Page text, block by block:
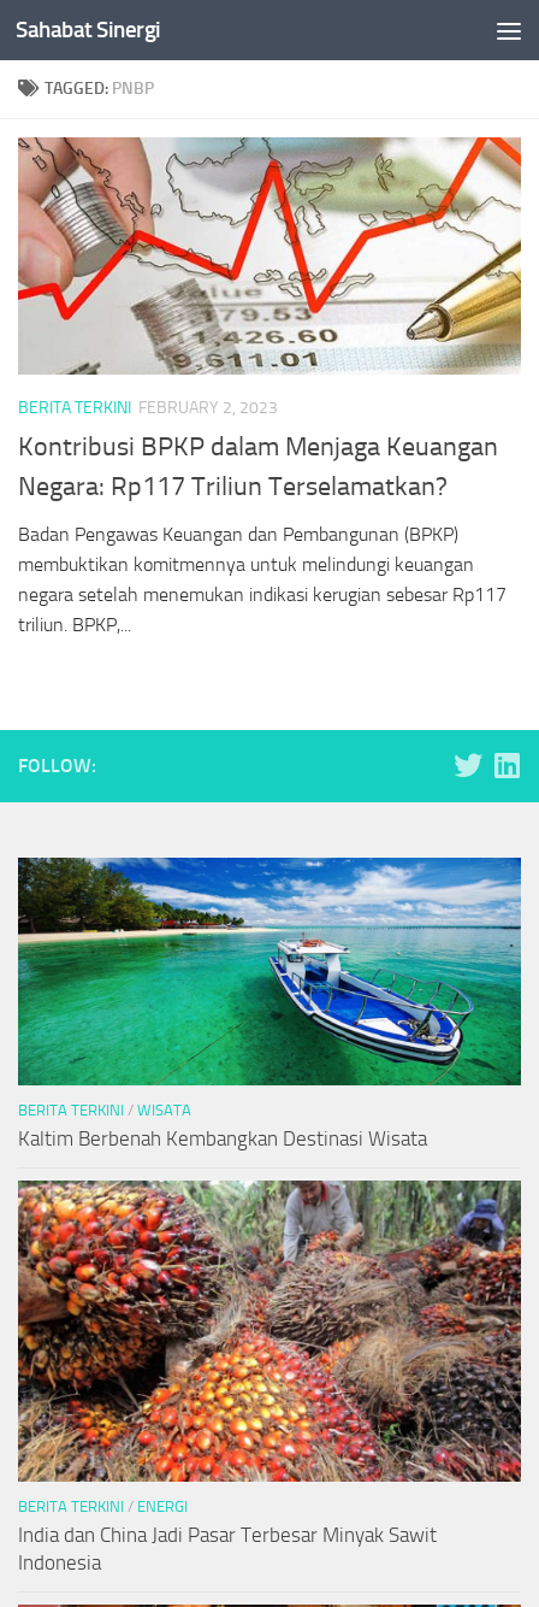
Skip to content
Sahabat Sinergi
TAGGED: PNBP
BERITA TERKINI FEBRUARY 2, 2023
Kontribusi BPKP dalam Menjaga Keuangan
Negara: Rp117 Triliun Terselamatkan?
Badan Pengawas Keuangan dan Pembangunan (BPKP)
membuktikan komitmennya untuk melindungi keuangan
negara setelah menemukan indikasi kerugian sebesar Rp117
triliun. BPKP,...
FOLLOW:
BERITA TERKINI / WISATA
Kaltim Berbenah Kembangkan Destinasi Wisata
BERITA TERKINI / ENERGI
India dan China Jadi Pasar Terbesar Minyak Sawit
Indonesia